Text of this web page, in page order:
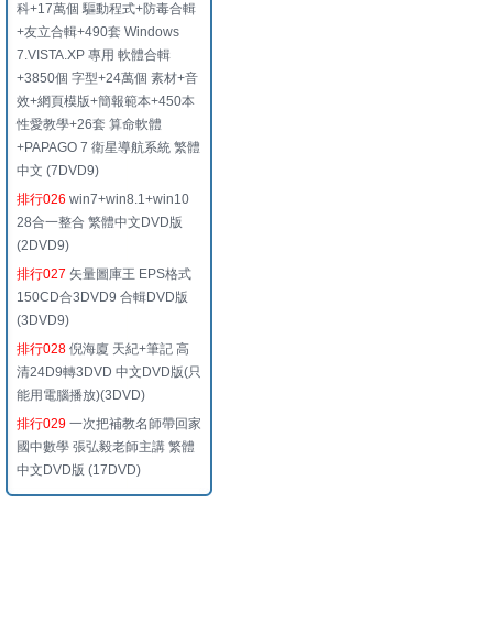
科+17萬個 驅動程式+防毒合輯
+友立合輯+490套 Windows
7.VISTA.XP 專用 軟體合輯
+3850個 字型+24萬個 素材+音
效+網頁模版+簡報範本+450本
性愛教學+26套 算命軟體
+PAPAGO 7 衛星導航系統 繁體
中文 (7DVD9)
排行026 win7+win8.1+win10
28合一整合 繁體中文DVD版
(2DVD9)
排行027 矢量圖庫王 EPS格式
150CD合3DVD9 合輯DVD版
(3DVD9)
排行028 倪海廈 天紀+筆記 高
清24D9轉3DVD 中文DVD版(只
能用電腦播放)(3DVD)
排行029 一次把補教名師帶回家
國中數學 張弘毅老師主講 繁體
中文DVD版 (17DVD)